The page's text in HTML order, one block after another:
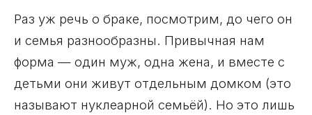
Раз уж речь о браке, посмотрим, до чего он
и семья разнообразны. Привычная нам
форма — один муж, одна жена, и вместе с
детьми они живут отдельным домком (это
называют нуклеарной семьёй). Но это лишь